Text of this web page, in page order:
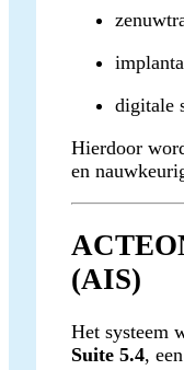
digitale
Hierdoor
en
(AIS)
Het systeem
Suite 5.4,